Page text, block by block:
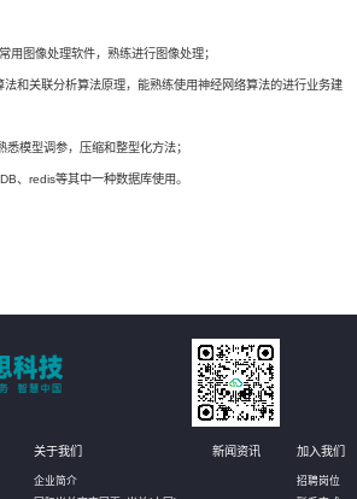
用图像处理软件，熟练进行图像处理；
和关联分析算法原理，能熟练使用神经网络算法的进行业务建
模型调参，压缩和整型化方法；
、redis等其中一种数据库使用。
关于我们
企业简介
新闻资讯 加入我们
招聘岗位